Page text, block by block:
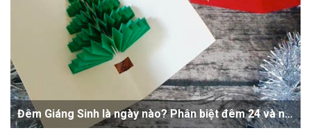
Đêm Giáng Sinh là ngày nào? Phân biệt đêm 24 và ngày 25/12